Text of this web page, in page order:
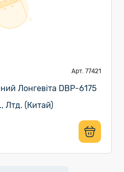
Арт. 77421
Лонгевіта DBP-6175
Лтд. (Китай)